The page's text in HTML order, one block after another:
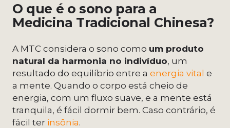
O que é o sono para a
Medicina Tradicional Chinesa?
A MTC considera o sono como um produto
natural da harmonia no indivíduo, um
resultado do equilíbrio entre a energia vital e
a mente. Quando o corpo está cheio de
energia, com um fluxo suave, e a mente está
tranquila, é fácil dormir bem. Caso contrário, é
fácil ter insônia.